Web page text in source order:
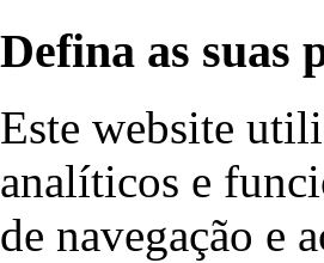
Defina as suas
Este website
analíticos e
de navegação e